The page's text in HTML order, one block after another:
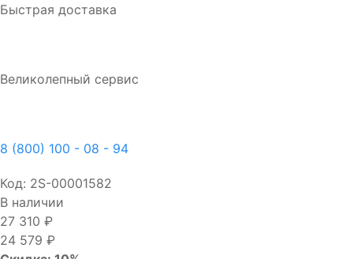
Быстрая доставка
Великолепный сервис
8 (800) 100 - 08 - 94
Код: 2S-00001582
В наличии
27 310 ₽
24 579 ₽